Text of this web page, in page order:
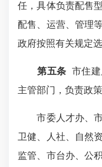
任，具体负责配售
配售、运营、管理
政府按照有关规定选
第五条 市住
主管部门，负责政
市委人才办、市
卫健、人社、自然
监管、市台办、公